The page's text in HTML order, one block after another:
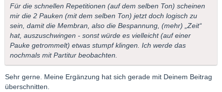
Für die schnellen Repetitionen (auf dem selben Ton) scheinen
mir die 2 Pauken (mit dem selben Ton) jetzt doch logisch zu
sein, damit die Membran, also die Bespannung, (mehr) „Zeit“
hat, auszuschwingen - sonst würde es vielleicht (auf einer
Pauke getrommelt) etwas stumpf klingen. Ich werde das
nochmals mit Partitur beobachten.
Sehr gerne. Meine Ergänzung hat sich gerade mit Deinem Beitrag
überschnitten.